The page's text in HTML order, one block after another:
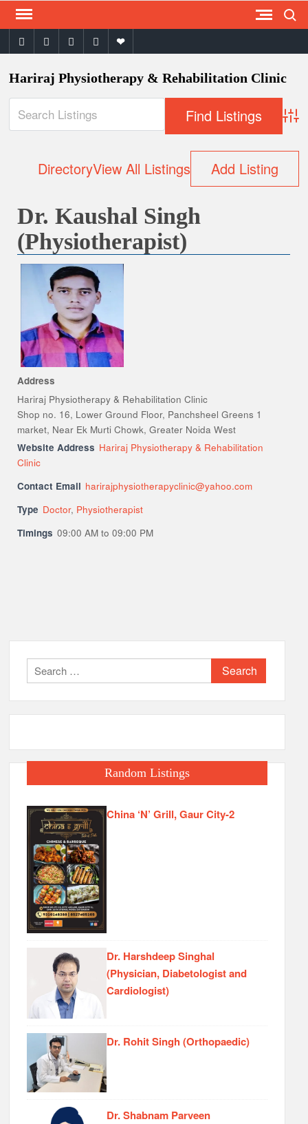
Skip
content facebooktwitter instagram
youtubeemail
Hariraj Physiotherapy & Rehabilitation Clinic
DirectoryView All Listings Add Listing
Dr. Kaushal Singh
(Physiotherapist)
Address
Hariraj Physiotherapy & Rehabilitation Clinic
Shop no. 16, Lower Ground Floor, Panchsheel Greens 1
market, Near Ek Murti Chowk, Greater Noida West
Website Address Hariraj Physiotherapy & Rehabilitation
Clinic
Contact Email harirajphysiotherapyclinic@yahoo.com
Type Doctor, Physiotherapist
Timings 09:00 AM to 09:00 PM
Search
for:
Random Listings
China ‘N’ Grill, Gaur City-2
Dr. Harshdeep Singhal
(Physician, Diabetologist and
Cardiologist)
Dr. Rohit Singh (Orthopaedic)
Dr. Shabnam Parveen